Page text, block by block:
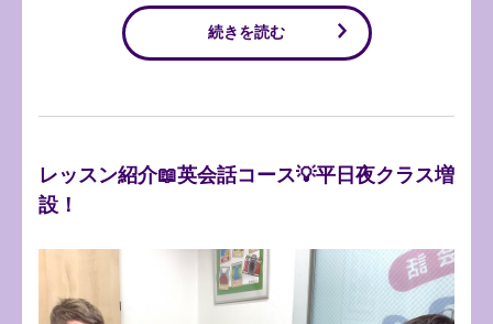
続きを読む
レッスン紹介📖英会話コース💡平日夜クラス増
設！